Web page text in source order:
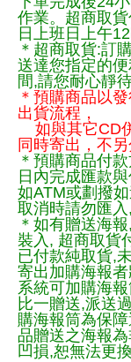
作業。超商取
日上班日上午
＊超商取貨:訂
送達您指定的
間,請您耐心靜
＊預購商品以
出貨流程，
如與其它CD
同時寄出，不另
＊預購商品付
日內完成匯款
如ATM或劃撥
取消時請勿匯
＊如有贈送海
裝入, 超商取貨
已付款純取貨,
寄出加購海報
系統可加購海
比一贈送,派送
購海報筒為保
品贈送之海報
凹損,恕無法更